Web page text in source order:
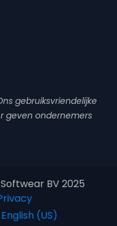
gebruiksvriendelijke
geven ondernemers
BV 2025
English (US)